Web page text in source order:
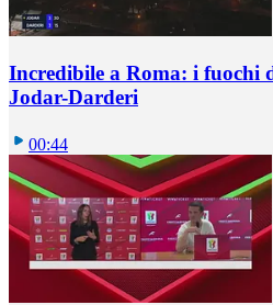
Incredibile a Roma: i fuochi
Jodar-Darderi
00:44